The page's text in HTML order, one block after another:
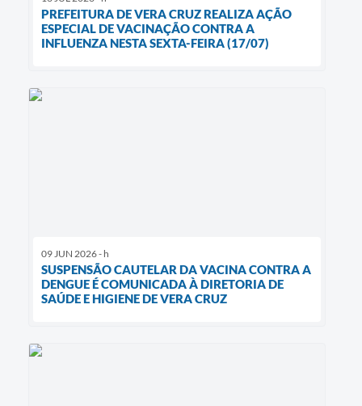
PREFEITURA DE VERA CRUZ REALIZA AÇÃO
ESPECIAL DE VACINAÇÃO CONTRA A
INFLUENZA NESTA SEXTA-FEIRA (17/07)
09 JUN 2026 - h
SUSPENSÃO CAUTELAR DA VACINA CONTRA A
DENGUE É COMUNICADA À DIRETORIA DE
SAÚDE E HIGIENE DE VERA CRUZ